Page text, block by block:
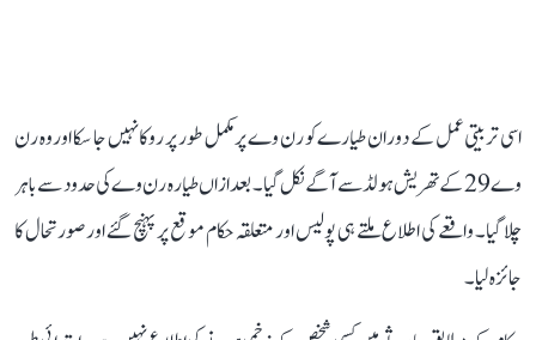
اسی تربیتی عمل کے دوران طیارے کو رن وے پر مکمل طور پر روکا نہیں جا سکا اور وہ رن
وے 29 کے تھریش ہولڈ سے آگے نکل گیا۔ بعد ازاں طیارہ رن وے کی حدود سے باہر
چلا گیا۔ واقعے کی اطلاع ملتے ہی پولیس اور متعلقہ حکام موقع پر پہنچ گئے اور صورتحال کا
جائزہ لیا۔